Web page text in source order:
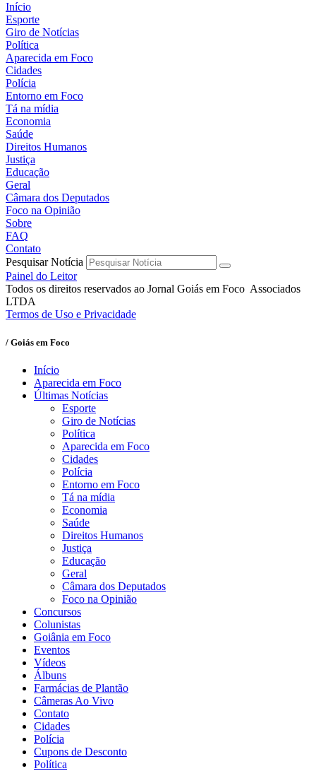
Início
Esporte
Giro de Notícias
Política
Aparecida em Foco
Cidades
Polícia
Entorno em Foco
Tá na mídia
Economia
Saúde
Direitos Humanos
Justiça
Educação
Geral
Câmara dos Deputados
Foco na Opinião
Sobre
FAQ
Contato
Pesquisar Notícia
Painel do Leitor
Todos os direitos reservados ao Jornal Goiás em Foco Associados
LTDA
Termos de Uso e Privacidade
/ Goiás em Foco
Início
Aparecida em Foco
Últimas Notícias
Esporte
Giro de Notícias
Política
Aparecida em Foco
Cidades
Polícia
Entorno em Foco
Tá na mídia
Economia
Saúde
Direitos Humanos
Justiça
Educação
Geral
Câmara dos Deputados
Foco na Opinião
Concursos
Colunistas
Goiânia em Foco
Eventos
Vídeos
Álbuns
Farmácias de Plantão
Câmeras Ao Vivo
Contato
Cidades
Polícia
Cupons de Desconto
Política